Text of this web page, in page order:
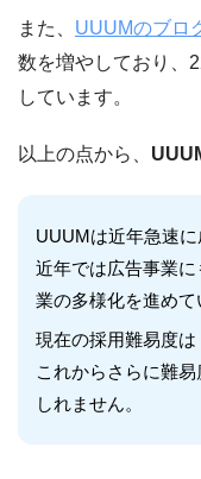
また、 UUUMのブロ
数を増やしており、
しています。
以上の点から、
UUUMは近年急速に
近年では広告事業
業の多様化を進めて
現在の採用難易度は
これからさらに難
しれません。